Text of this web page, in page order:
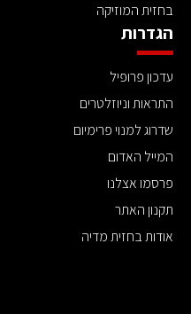
בחזית המוזיקה
הגדרות
עדכון פרופיל
התראות וניוזלטרים
שדרוג למנוי פרימיום
המייל האדום
פרסמו אצלנו
תקנון האתר
אודות בחזית מדיה